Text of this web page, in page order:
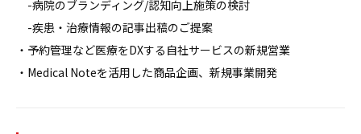
-病院のブランディング/認知向上施策の検討
-疾患・治療情報の記事出稿のご提案
・予約管理など医療をDXする自社サービスの新規営業
・Medical Noteを活用した商品企画、新規事業開発